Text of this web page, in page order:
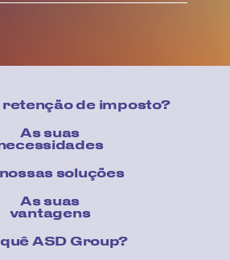
retenção de imposto?
As suas
soluções
As suas
vantagens
ASD Group?